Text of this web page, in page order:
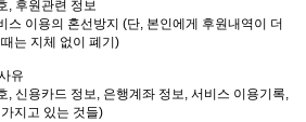
, 후원관련 정보
스 이용의 혼선방지 (단, 본인에게 후원내역이 더
는 지체 없이 폐기)
유
, 신용카드 정보, 은행계좌 정보, 서비스 이용기록,
지고 있는 것들)